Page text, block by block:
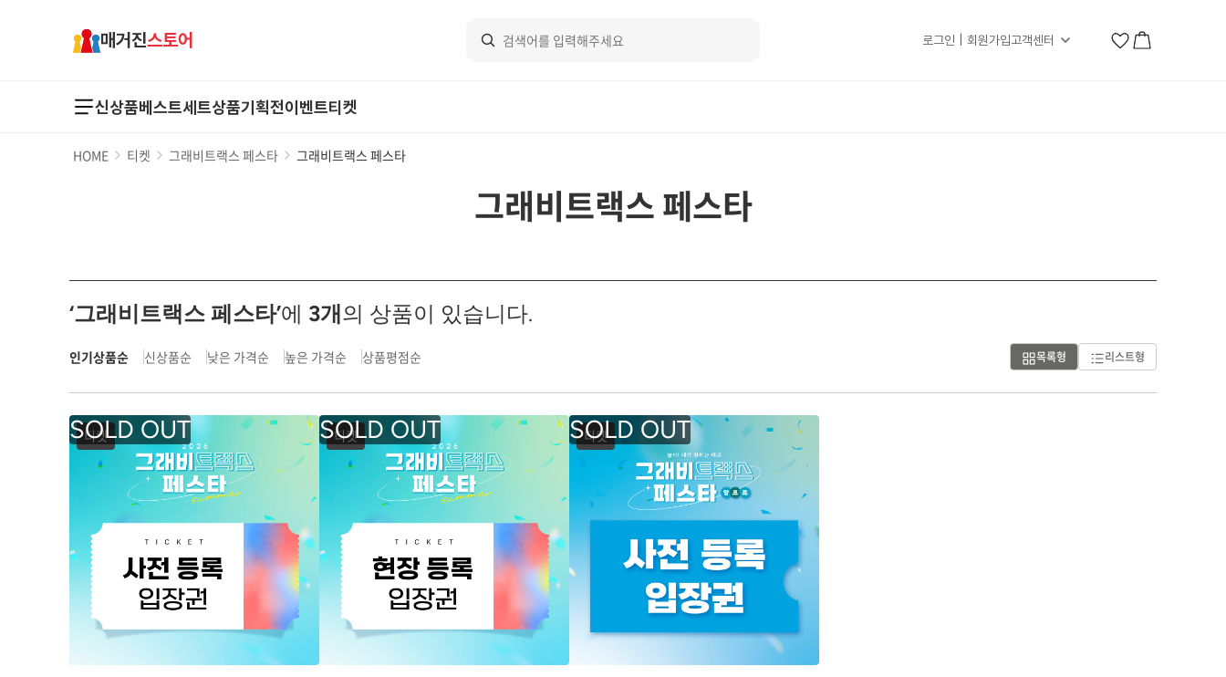
매거진스토어 로그인 | 회원가입고객센터
신상품베스트세트상품기획전이벤트티켓
HOME 티켓 그래비트랙스 페스타 그래비트랙스 페스타
그래비트랙스 페스타
‘그래비트랙스 페스타’에 3개 의 상품이 있습니다.
인기상품순 신상품순 낮은 가격순 높은 가격순 상품평점순 목록형 리스트형
티켓 티켓 티켓